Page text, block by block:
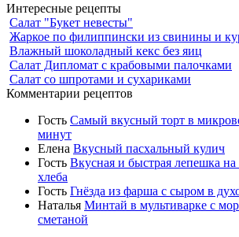
Интересные рецепты
Салат "Букет невесты"
Жаркое по филиппински из свинины и
Влажный шоколадный кекс без яиц
Салат Дипломат с крабовыми палочками
Салат со шпротами и сухариками
Комментарии рецептов
Гость Самый вкусный торт в
минут
Елена Вкусный пасхальный кулич
Гость Вкусная и быстрая лепешка на
хлеба
Гость Гнёзда из фарша с сыром в
Наталья Минтай в мультиварке с
сметаной